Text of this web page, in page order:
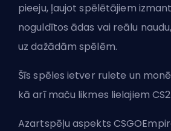
pieeju, ļaujot spēlētājiem
noguldītos ādas vai reālu
uz dažādām spēlēm.
Šīs spēles ietver rulete un
kā arī maču likmes lielajiem
Azartspēļu aspekts